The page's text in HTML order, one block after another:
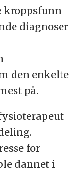
kroppsfunn
diagnoser
den enkelte
på.
for
dannet i